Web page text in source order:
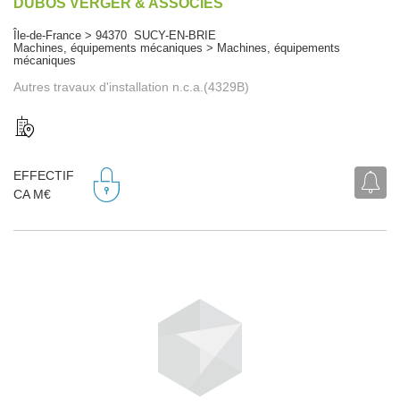
Île-de-France > 94370 SUCY-EN-BRIE
Machines, équipements mécaniques > Machines, équipements
mécaniques
Autres travaux d'installation n.c.a.(4329B)
EFFECTIF
CA M€